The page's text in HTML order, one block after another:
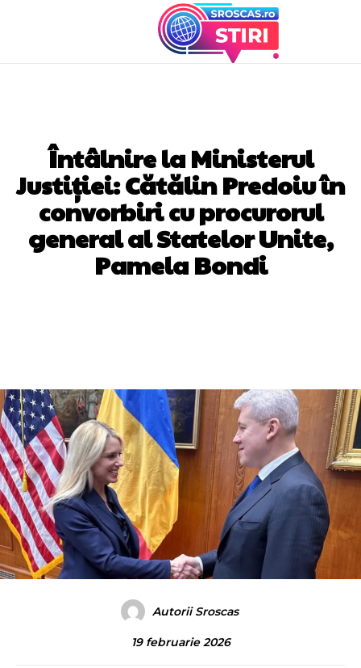
Întâlnire la Ministerul
Justiției: Cătălin Predoiu în
convorbiri cu procurorul
general al Statelor Unite,
Pamela Bondi
Autorii Sroscas
19 februarie 2026